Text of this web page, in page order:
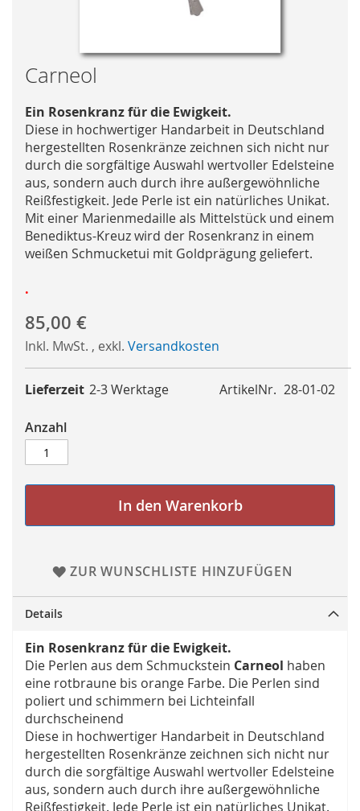
Skip
to
the
beginning
of
the
images
gallery
Carneol
Ein Rosenkranz für die Ewigkeit.
Diese in hochwertiger Handarbeit in Deutschland
hergestellten Rosenkränze zeichnen sich nicht nur
durch die sorgfältige Auswahl wertvoller Edelsteine
aus, sondern auch durch ihre außergewöhnliche
Reißfestigkeit. Jede Perle ist ein natürliches Unikat.
Mit einer Marienmedaille als Mittelstück und einem
Benediktus-Kreuz wird der Rosenkranz in einem
weißen Schmucketui mit Goldprägung geliefert.
.
85,00 €
Inkl. MwSt. , exkl. Versandkosten
ArtikelNr. 28-01-02
Lieferzeit 2-3 Werktage
Anzahl
In den Warenkorb
ZUR WUNSCHLISTE HINZUFÜGEN
Details
Ein Rosenkranz für die Ewigkeit.
Die Perlen aus dem Schmuckstein Carneol haben
eine rotbraune bis orange Farbe. Die Perlen sind
poliert und schimmern bei Lichteinfall
durchscheinend
Diese in hochwertiger Handarbeit in Deutschland
hergestellten Rosenkränze zeichnen sich nicht nur
durch die sorgfältige Auswahl wertvoller Edelsteine
aus, sondern auch durch ihre außergewöhnliche
Reißfestigkeit. Jede Perle ist ein natürliches Unikat.